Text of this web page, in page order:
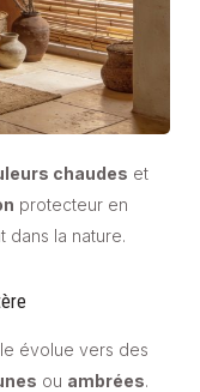
chaudes et
protecteur en
dans la nature.
évolue vers des
ou ambrées.